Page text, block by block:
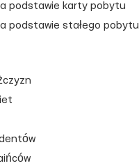
podstawie karty pobytu
podstawie stałego pobytu